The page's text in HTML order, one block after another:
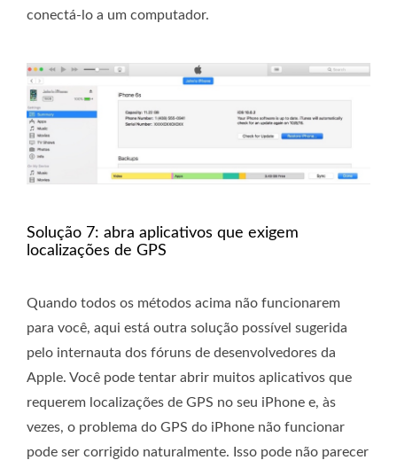
conectá-lo a um computador.
Solução 7: abra aplicativos que exigem
localizações de GPS
Quando todos os métodos acima não funcionarem
para você, aqui está outra solução possível sugerida
pelo internauta dos fóruns de desenvolvedores da
Apple. Você pode tentar abrir muitos aplicativos que
requerem localizações de GPS no seu iPhone e, às
vezes, o problema do GPS do iPhone não funcionar
pode ser corrigido naturalmente. Isso pode não parecer